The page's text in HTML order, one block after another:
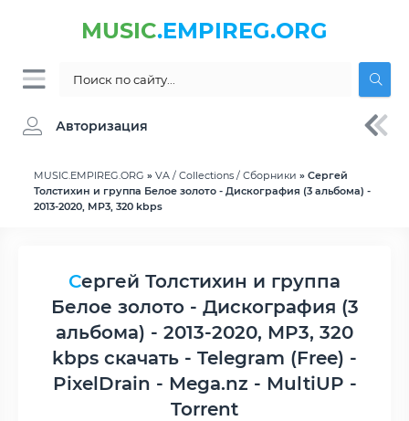
MUSIC.EMPIREG.ORG
Авторизация
MUSIC.EMPIREG.ORG » VA / Collections / Сборники » Сергей
Толстихин и группа Белое золото - Дискография (3 альбома) -
2013-2020, MP3, 320 kbps
Сергей Толстихин и группа
Белое золото - Дискография (3
альбома) - 2013-2020, MP3, 320
kbps скачать - Telegram (Free) -
PixelDrain - Mega.nz - MultiUP -
Torrent